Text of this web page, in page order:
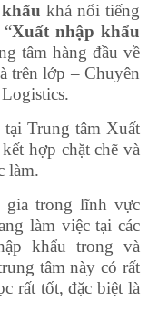
khá nổi tiếng
Xuất nhập khẩu
tâm hàng đầu về
trên lớp – Chuyên
Trung tâm Xuất
hợp chặt chẽ và
làm.
gia trong lĩnh vực
làm việc tại các
khẩu trong và
tâm này có rất
rất tốt, đặc biệt là